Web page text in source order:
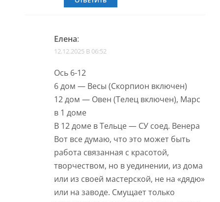
Елена:
12.12.2025 В 06:52
Ось 6-12
6 дом — Весы (Скорпион включен)
12 дом — Овен (Телец включен), Марс
в 1 доме
В 12 доме в Тельце — СУ соед. Венера
Вот все думаю, что это может быть
работа связанная с красотой,
творчеством, но в уединении, из дома
или из своей мастерской, не на «дядю»
или на заводе. Смущает только